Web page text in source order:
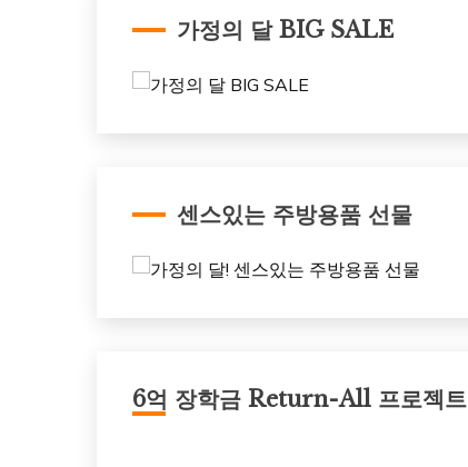
가정의 달 BIG SALE
센스있는 주방용품 선물
6억 장학금 Return-All 프로젝트